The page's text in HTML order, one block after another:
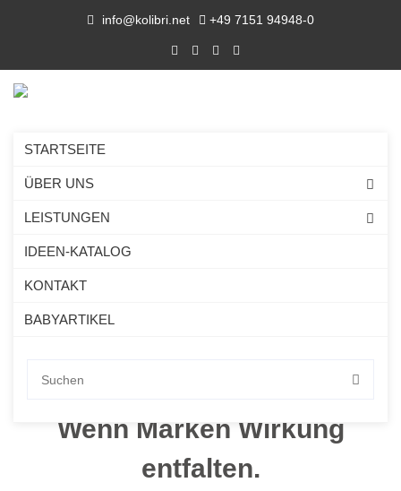
info@kolibri.net +49 7151 94948-0
STARTSEITE
ÜBER UNS
LEISTUNGEN
IDEEN-KATALOG
KONTAKT
BABYARTIKEL
WERBEARTIKEL & MERCH.
Wenn Marken Wirkung
entfalten.